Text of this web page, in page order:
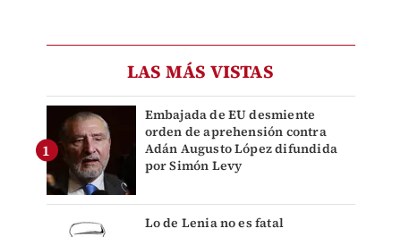
LAS MÁS VISTAS
Embajada de EU desmiente
orden de aprehensión contra
Adán Augusto López difundida
por Simón Levy
Lo de Lenia no es fatal